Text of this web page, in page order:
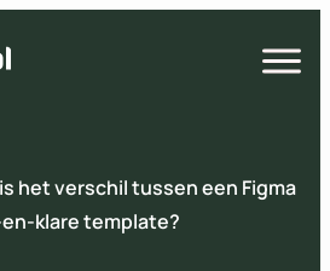
Open
het verschil tussen een Figma
klare template?